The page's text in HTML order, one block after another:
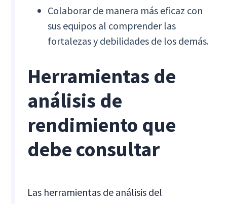
Colaborar de manera más eficaz con
sus equipos al comprender las
fortalezas y debilidades de los demás.
Herramientas de
análisis de
rendimiento que
debe consultar
Las herramientas de análisis del